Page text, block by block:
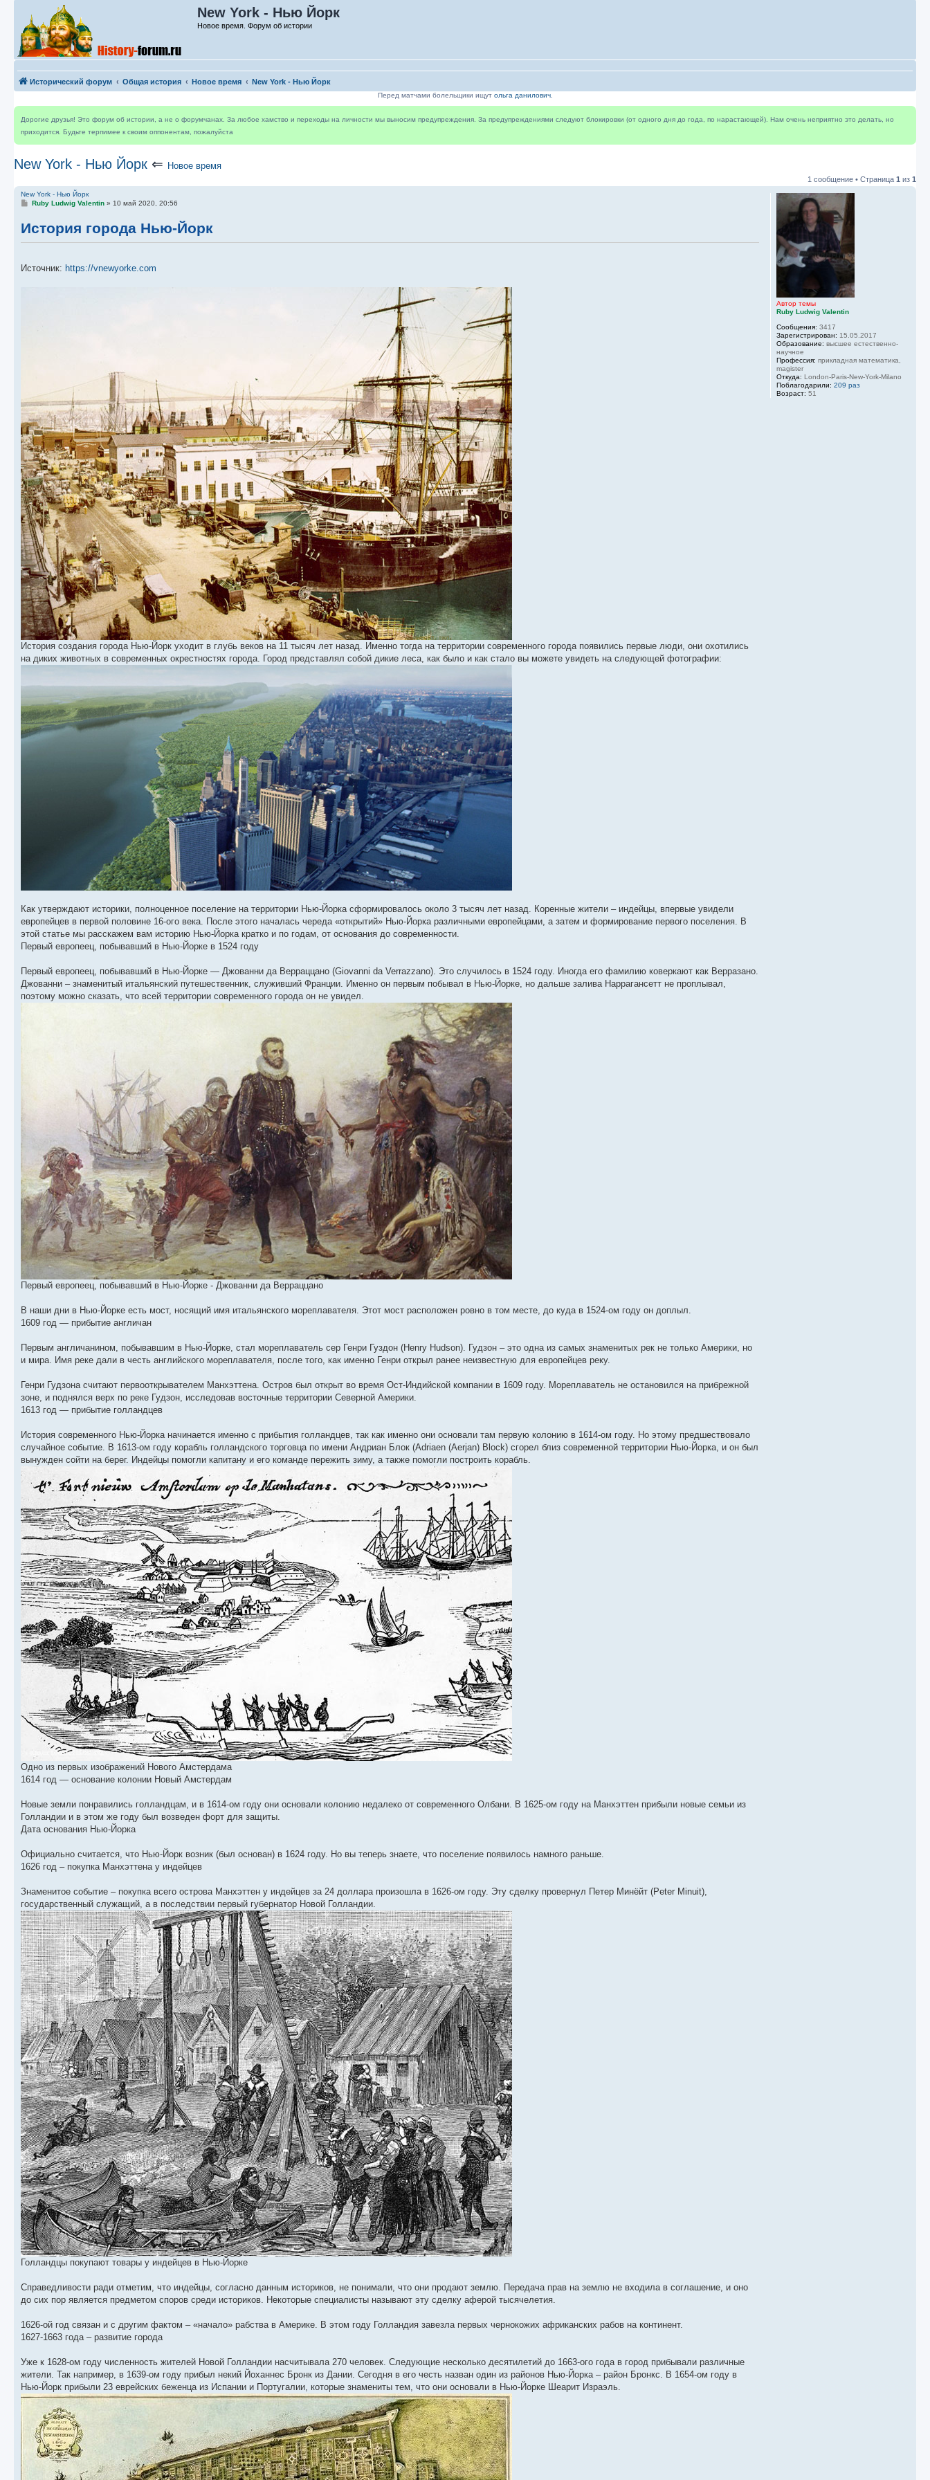
New York - Нью Йорк
Новое время. Форум об истории
Исторический форум Общая история Новое время New York - Нью Йорк
Перед матчами болельщики ищут ольга данилович.
Дорогие друзья! Это форум об истории, а не о форумчанах. За любое хамство и переходы на личности мы выносим предупреждения. За предупреждениями следуют блокировки (от одного дня до года, по нарастающей). Нам очень неприятно это делать, но
приходится. Будьте терпимее к своим оппонентам, пожалуйста
New York - Нью Йорк ⇐ Новое время
1 сообщение • Страница 1 из 1
Автор темы
Ruby Ludwig Valentin
Сообщения: 3417
Зарегистрирован: 15.05.2017
Образование: высшее естественно-
научное
Профессия: прикладная математика,
magister
Откуда: London-Paris-New-York-Milano
Поблагодарили: 209 раз
Возраст: 51
New York - Нью Йорк
С
б
щ
е
е
Ruby Ludwig Valentin» 10 май 2020, 20:56
История города Нью-Йорк
Источник: https://vnewyorke.com
История создания города Нью-Йорк уходит в глубь веков на 11 тысяч лет назад. Именно тогда на территории современного города появились первые люди, они охотились
на диких животных в современных окрестностях города. Город представлял собой дикие леса, как было и как стало вы можете увидеть на следующей фотографии:
Как утверждают историки, полноценное поселение на территории Нью-Йорка сформировалось около 3 тысяч лет назад. Коренные жители – индейцы, впервые увидели
европейцев в первой половине 16-ого века. После этого началась череда «открытий» Нью-Йорка различными европейцами, а затем и формирование первого поселения. В
этой статье мы расскажем вам историю Нью-Йорка кратко и по годам, от основания до современности.
Первый европеец, побывавший в Нью-Йорке в 1524 году
Первый европеец, побывавший в Нью-Йорке — Джованни да Верраццано (Giovanni da Verrazzano). Это случилось в 1524 году. Иногда его фамилию коверкают как Верразано.
Джованни – знаменитый итальянский путешественник, служивший Франции. Именно он первым побывал в Нью-Йорке, но дальше залива Наррагансетт не проплывал,
поэтому можно сказать, что всей территории современного города он не увидел.
Первый европеец, побывавший в Нью-Йорке - Джованни да Верраццано
В наши дни в Нью-Йорке есть мост, носящий имя итальянского мореплавателя. Этот мост расположен ровно в том месте, до куда в 1524-ом году он доплыл.
1609 год — прибытие англичан
Первым англичанином, побывавшим в Нью-Йорке, стал мореплаватель сер Генри Гуздон (Henry Hudson). Гудзон – это одна из самых знаменитых рек не только Америки, но
и мира. Имя реке дали в честь английского мореплавателя, после того, как именно Генри открыл ранее неизвестную для европейцев реку.
Генри Гудзона считают первооткрывателем Манхэттена. Остров был открыт во время Ост-Индийской компании в 1609 году. Мореплаватель не остановился на прибрежной
зоне, и поднялся верх по реке Гудзон, исследовав восточные территории Северной Америки.
1613 год — прибытие голландцев
История современного Нью-Йорка начинается именно с прибытия голландцев, так как именно они основали там первую колонию в 1614-ом году. Но этому предшествовало
случайное событие. В 1613-ом году корабль голландского торговца по имени Андриан Блок (Adriaen (Aerjan) Block) сгорел близ современной территории Нью-Йорка, и он был
вынужден сойти на берег. Индейцы помогли капитану и его команде пережить зиму, а также помогли построить корабль.
Одно из первых изображений Нового Амстердама
1614 год — основание колонии Новый Амстердам
Новые земли понравились голландцам, и в 1614-ом году они основали колонию недалеко от современного Олбани. В 1625-ом году на Манхэттен прибыли новые семьи из
Голландии и в этом же году был возведен форт для защиты.
Дата основания Нью-Йорка
Официально считается, что Нью-Йорк возник (был основан) в 1624 году. Но вы теперь знаете, что поселение появилось намного раньше.
1626 год – покупка Манхэттена у индейцев
Знаменитое событие – покупка всего острова Манхэттен у индейцев за 24 доллара произошла в 1626-ом году. Эту сделку провернул Петер Минёйт (Peter Minuit),
государственный служащий, а в последствии первый губернатор Новой Голландии.
Голландцы покупают товары у индейцев в Нью-Йорке
Справедливости ради отметим, что индейцы, согласно данным историков, не понимали, что они продают землю. Передача прав на землю не входила в соглашение, и оно
до сих пор является предметом споров среди историков. Некоторые специалисты называют эту сделку аферой тысячелетия.
1626-ой год связан и с другим фактом – «начало» рабства в Америке. В этом году Голландия завезла первых чернокожих африканских рабов на континент.
1627-1663 года – развитие города
Уже к 1628-ом году численность жителей Новой Голландии насчитывала 270 человек. Следующие несколько десятилетий до 1663-ого года в город прибывали различные
жители. Так например, в 1639-ом году прибыл некий Йоханнес Бронк из Дании. Сегодня в его честь назван один из районов Нью-Йорка – район Бронкс. В 1654-ом году в
Нью-Йорк прибыли 23 еврейских беженца из Испании и Португалии, которые знамениты тем, что они основали в Нью-Йорке Шеарит Израэль.